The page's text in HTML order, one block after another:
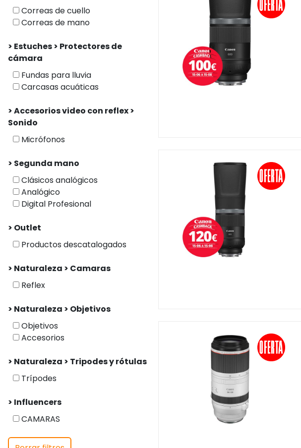
Correas de cuello
Correas de mano
> Estuches > Protectores de
cámara
Fundas para lluvia
Carcasas acuáticas
> Accesorios video con reflex >
Sonido
Micrófonos
> Segunda mano
Clásicos analógicos
Analógico
Digital Profesional
> Outlet
Productos descatalogados
> Naturaleza > Camaras
Reflex
> Naturaleza > Objetivos
Objetivos
Accesorios
> Naturaleza > Tripodes y rótulas
Trípodes
> Influencers
CAMARAS